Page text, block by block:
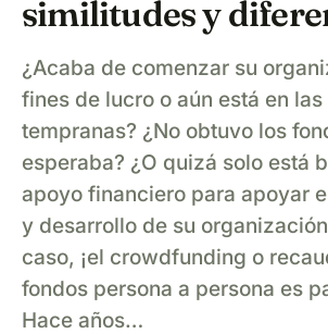
similitudes y
¿Acaba de comenzar su
fines de lucro o aún está en
tempranas? ¿No obtuvo los
esperaba? ¿O quizá solo está
apoyo financiero para apoyar
y desarrollo de su
caso, ¡el crowdfunding o
fondos persona a persona es
Hace años…